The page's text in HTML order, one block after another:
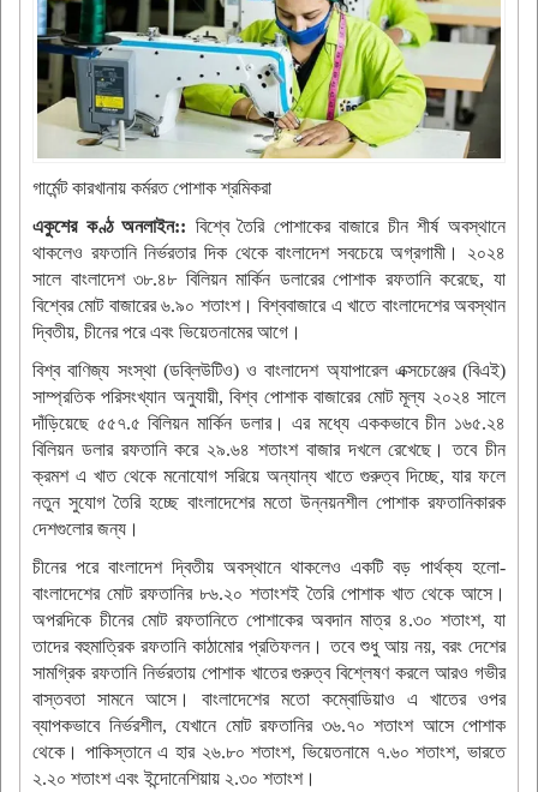
গার্মেন্ট কারখানায় কর্মরত পোশাক শ্রমিকরা
একুশের কণ্ঠ অনলাইন:: বিশ্বে তৈরি পোশাকের বাজারে চীন শীর্ষ অবস্থানে
থাকলেও রফতানি নির্ভরতার দিক থেকে বাংলাদেশ সবচেয়ে অগ্রগামী। ২০২৪
সালে বাংলাদেশ ৩৮.৪৮ বিলিয়ন মার্কিন ডলারের পোশাক রফতানি করেছে, যা
বিশ্বের মোট বাজারের ৬.৯০ শতাংশ। বিশ্ববাজারে এ খাতে বাংলাদেশের অবস্থান
দ্বিতীয়, চীনের পরে এবং ভিয়েতনামের আগে।
বিশ্ব বাণিজ্য সংস্থা (ডব্লিউটিও) ও বাংলাদেশ অ্যাপারেল এক্সচেঞ্জের (বিএই)
সাম্প্রতিক পরিসংখ্যান অনুযায়ী, বিশ্ব পোশাক বাজারের মোট মূল্য ২০২৪ সালে
দাঁড়িয়েছে ৫৫৭.৫ বিলিয়ন মার্কিন ডলার। এর মধ্যে এককভাবে চীন ১৬৫.২৪
বিলিয়ন ডলার রফতানি করে ২৯.৬৪ শতাংশ বাজার দখলে রেখেছে। তবে চীন
ক্রমশ এ খাত থেকে মনোযোগ সরিয়ে অন্যান্য খাতে গুরুত্ব দিচ্ছে, যার ফলে
নতুন সুযোগ তৈরি হচ্ছে বাংলাদেশের মতো উন্নয়নশীল পোশাক রফতানিকারক
দেশগুলোর জন্য।
চীনের পরে বাংলাদেশ দ্বিতীয় অবস্থানে থাকলেও একটি বড় পার্থক্য হলো-
বাংলাদেশের মোট রফতানির ৮৬.২০ শতাংশই তৈরি পোশাক খাত থেকে আসে।
অপরদিকে চীনের মোট রফতানিতে পোশাকের অবদান মাত্র ৪.৩০ শতাংশ, যা
তাদের বহুমাত্রিক রফতানি কাঠামোর প্রতিফলন। তবে শুধু আয় নয়, বরং দেশের
সামগ্রিক রফতানি নির্ভরতায় পোশাক খাতের গুরুত্ব বিশ্লেষণ করলে আরও গভীর
বাস্তবতা সামনে আসে। বাংলাদেশের মতো কম্বোডিয়াও এ খাতের ওপর
ব্যাপকভাবে নির্ভরশীল, যেখানে মোট রফতানির ৩৬.৭০ শতাংশ আসে পোশাক
থেকে। পাকিস্তানে এ হার ২৬.৮০ শতাংশ, ভিয়েতনামে ৭.৬০ শতাংশ, ভারতে
২.২০ শতাংশ এবং ইন্দোনেশিয়ায় ২.৩০ শতাংশ।